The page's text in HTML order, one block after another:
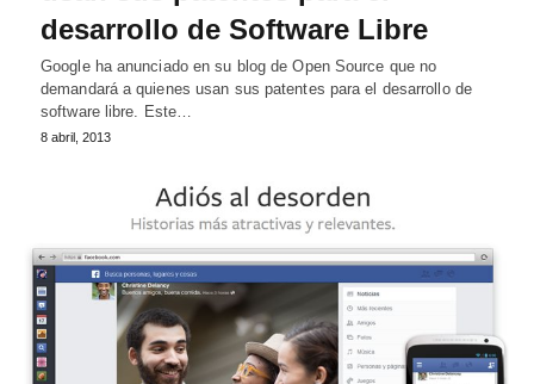
desarrollo de Software Libre
Google ha anunciado en su blog de Open Source que no
demandará a quienes usan sus patentes para el desarrollo de
software libre. Este…
8 abril, 2013